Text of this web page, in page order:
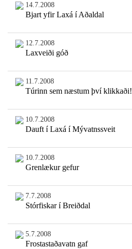
14.7.2008
Bjart yfir Laxá í Aðaldal
12.7.2008
Laxveiði góð
11.7.2008
Túrinn sem næstum því klikkaði!
10.7.2008
Dauft í Laxá í Mývatnssveit
10.7.2008
Grenlækur gefur
7.7.2008
Stórfiskar í Breiðdal
5.7.2008
Frostastaðavatn gaf